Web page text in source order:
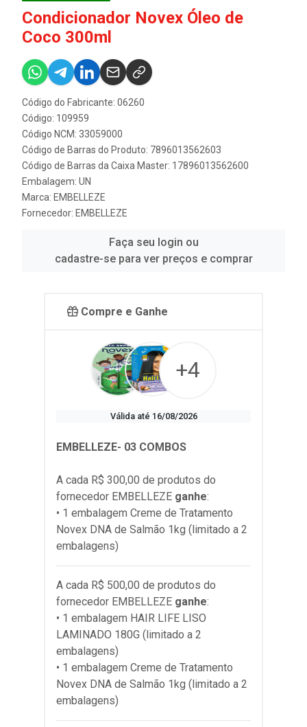
Condicionador Novex Óleo de
Coco 300ml
Código do Fabricante: 06260
Código: 109959
Código NCM: 33059000
Código de Barras do Produto: 7896013562603
Código de Barras da Caixa Master: 17896013562600
Embalagem: UN
Marca: EMBELLEZE
Fornecedor: EMBELLEZE
Faça seu login ou
cadastre-se para ver preços e comprar
Compre e Ganhe
+4
Válida até 16/08/2026
EMBELLEZE- 03 COMBOS
A cada R$ 300,00 de produtos do
fornecedor EMBELLEZE ganhe:
• 1 embalagem Creme de Tratamento
Novex DNA de Salmão 1kg (limitado a 2
embalagens)
A cada R$ 500,00 de produtos do
fornecedor EMBELLEZE ganhe:
• 1 embalagem HAIR LIFE LISO
LAMINADO 180G (limitado a 2
embalagens)
• 1 embalagem Creme de Tratamento
Novex DNA de Salmão 1kg (limitado a 2
embalagens)